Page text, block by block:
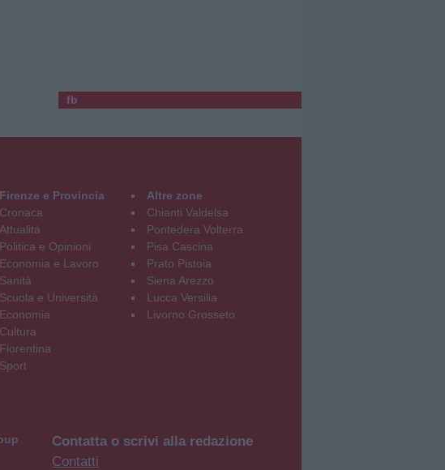
fb
Firenze e Provincia
Cronaca
Attualità
Politica e Opinioni
Economia e Lavoro
Sanità
Scuola e Università
Economia
Cultura
Fiorentina
Sport
Altre zone
Chianti Valdelsa
Pontedera Volterra
Pisa Cascina
Prato Pistoia
Siena Arezzo
Lucca Versilia
Livorno Grosseto
Contatta o scrivi alla redazione
Contatti